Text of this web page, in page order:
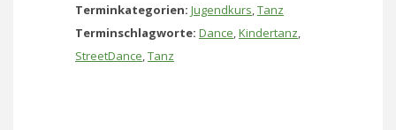
Terminkategorien: Jugendkurs,Tanz
Terminschlagworte: Dance,Kindertanz,
StreetDance,Tanz